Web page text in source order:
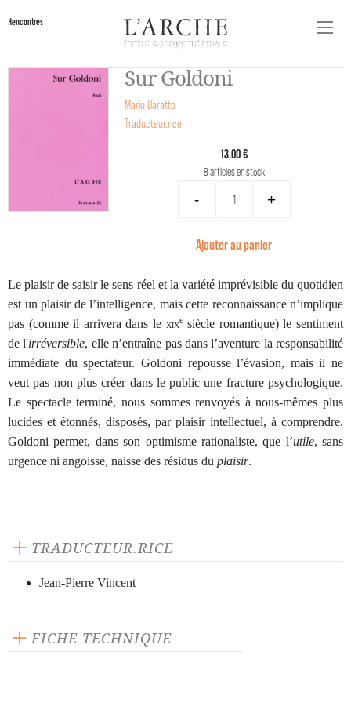
Rencontres
Sur Goldoni
Mario Baratto
Traducteur.rice
13,00 €
8 articles en stock
- +
Ajouter au panier
Le plaisir de saisir le sens réel et la variété imprévisible du quotidien
est un plaisir de l’intelligence, mais cette reconnaissance n’implique
pas (comme il arrivera dans le XIXesiècle romantique) le sentiment
de l'irréversible, elle n’entraîne pas dans l’aventure la responsabilité
immédiate du spectateur. Goldoni repousse l’évasion, mais il ne
veut pas non plus créer dans le public une fracture psychologique.
Le spectacle terminé, nous sommes renvoyés à nous-mêmes plus
lucides et étonnés, disposés, par plaisir intellectuel, à comprendre.
Goldoni permet, dans son optimisme rationaliste, que l’utile, sans
urgence ni angoisse, naisse des résidus du plaisir.
TRADUCTEUR.RICE
Jean-Pierre Vincent
FICHE TECHNIQUE